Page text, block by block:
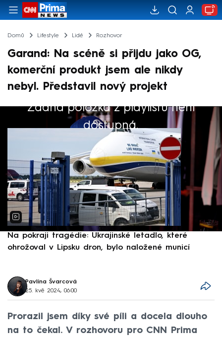
Domů Lifestyle Lidé Rozhovor
Garand: Na scéně si přijdu jako OG,
komerční produkt jsem ale nikdy
nebyl. Představil nový projekt
Žádná položka z playlistu není
dostupná.
Výběr redakce
Na pokraji tragédie: Ukrajinské letadlo, které
ohrožoval v Lipsku dron, bylo naložené municí
Pavlína Švarcová
25. kvě 2024, 06:00
Prorazil jsem díky své píli a docela dlouho
na to čekal. V rozhovoru pro CNN Prima